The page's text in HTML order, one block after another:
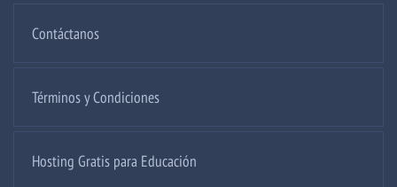
Contáctanos
Términos y Condiciones
Hosting Gratis para Educación